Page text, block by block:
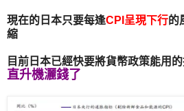
現在的日本只要每逢CPI呈現下行的
縮
目前日本已經快要將貨幣政策能用
直升機灑錢了